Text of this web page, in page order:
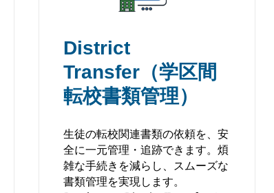
District
Transfer（学区間
転校書類管理）
生徒の転校関連書類の依頼を、安
全に一元管理・追跡できます。煩
雑な手続きを減らし、スムーズな
書類管理を実現します。